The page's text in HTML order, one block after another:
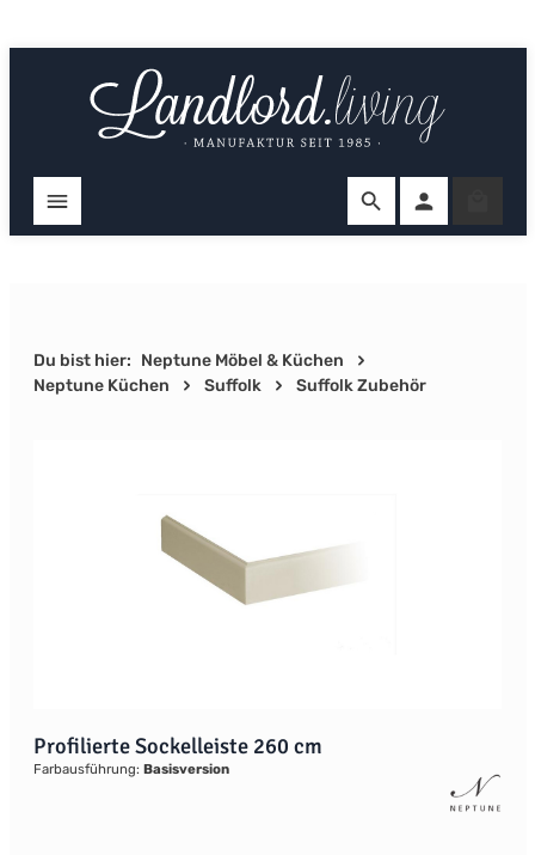
Du bist hier: Neptune Möbel & Küchen
Neptune Küchen
Suffolk Suffolk Zubehör
Profilierte Sockelleiste 260 cm
Farbausführung: Basisversion